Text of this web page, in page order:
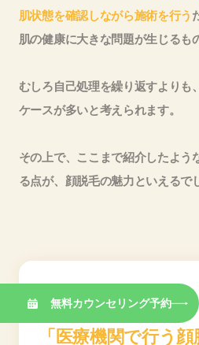
肌状態を確認しながら施術を行う
肌の健康に大きな問題が生じるも
むしろ自己処理を繰り返すよりも
ケースが多いと考えられます。
その上で、ここまで紹介したよう
る点が、顔脱毛の魅力といえるで
結論
「医療機関で行う
無料カウンセリング予約